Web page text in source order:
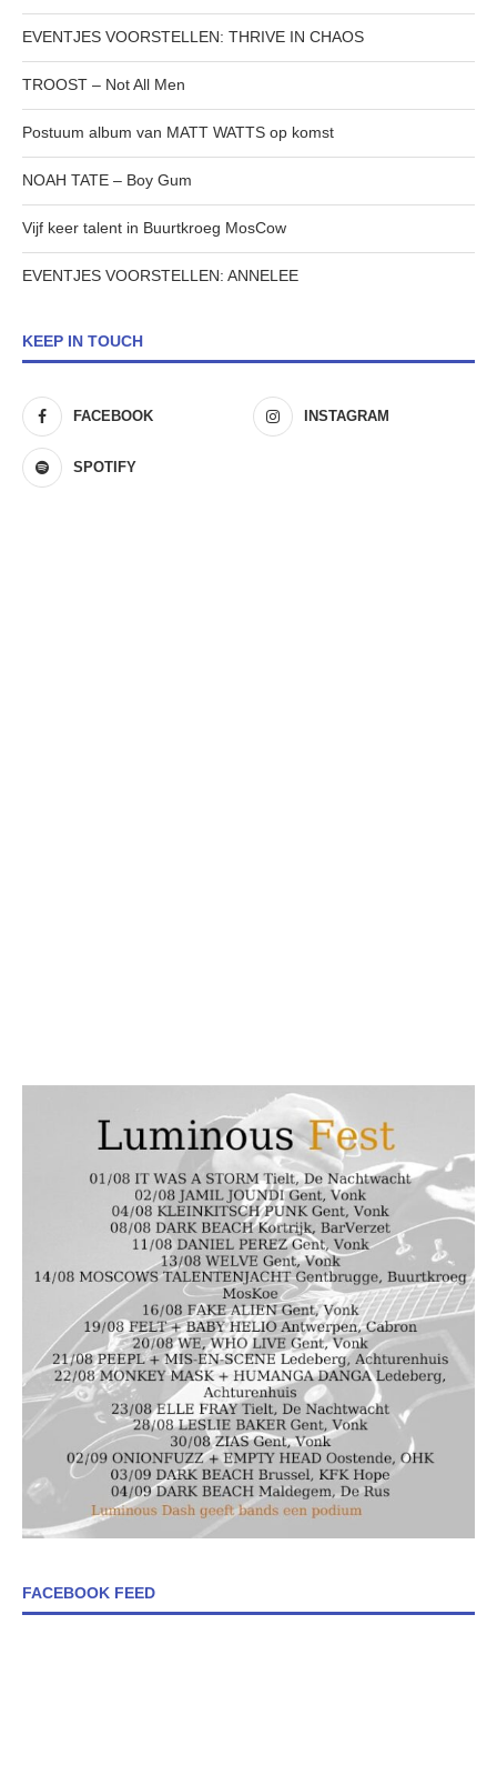
EVENTJES VOORSTELLEN: THRIVE IN CHAOS
TROOST – Not All Men
Postuum album van MATT WATTS op komst
NOAH TATE – Boy Gum
Vijf keer talent in Buurtkroeg MosCow
EVENTJES VOORSTELLEN: ANNELEE
KEEP IN TOUCH
FACEBOOK INSTAGRAM
SPOTIFY
FACEBOOK FEED